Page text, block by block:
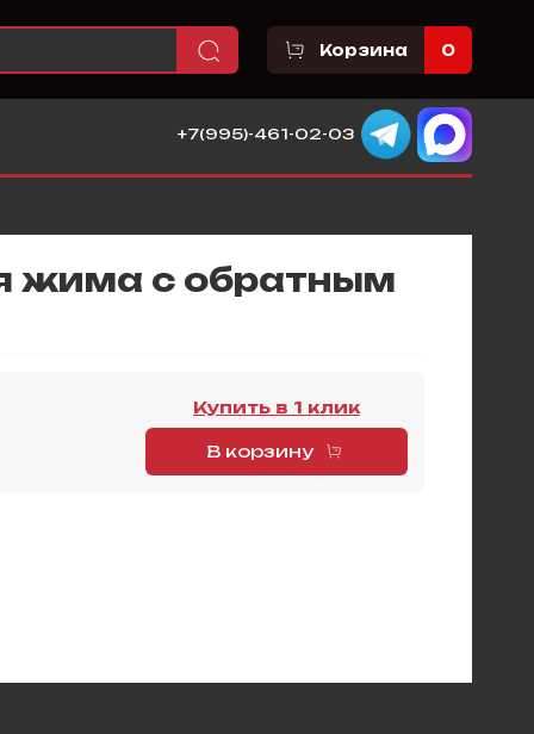
Корзина 0
+7(995)-461-02-03
жима с обратным
Купить в 1 клик
В корзину